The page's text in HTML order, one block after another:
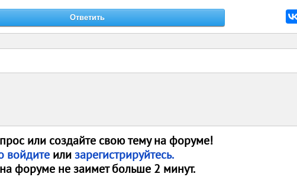
или создайте свою тему на форуме!
войдите илизарегистрируйтесь.
форуме не заимет больше 2 минут.